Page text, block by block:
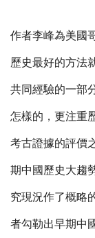
作者李峰為美國
歷史最好的方法
共同經驗的一部
怎樣的，更注重
考古證據的評價
期中國歷史大趨
究現況作了概略
者勾勒出早期中